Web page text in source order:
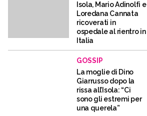
Isola, Mario Adinolfi e
Loredana Cannata
ricoverati in
ospedale al rientro in
Italia
GOSSIP
La moglie di Dino
Giarrusso dopo la
rissa all’Isola: “Ci
sono gli estremi per
una querela”